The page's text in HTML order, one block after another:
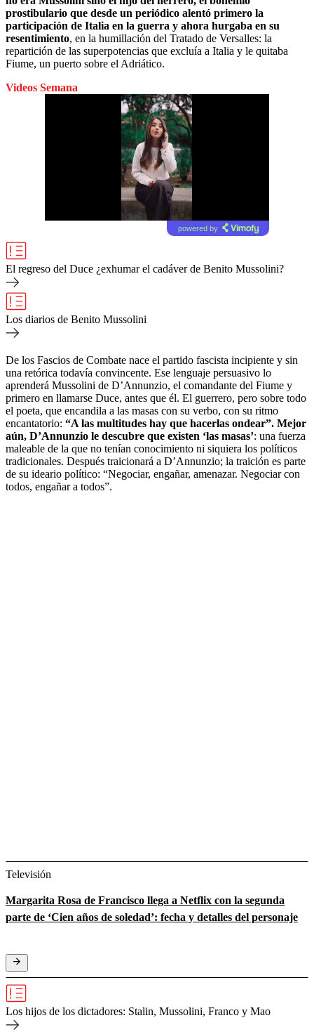
prostibulario que desde un periódico alentó primero la
participación de Italia en la guerra y ahora hurgaba en su
resentimiento, en la humillación del Tratado de Versalles: la
repartición de las superpotencias que excluía a Italia y le quitaba
Fiume, un puerto sobre el Adriático.
Videos Semana
powered by
El regreso del Duce ¿exhumar el cadáver de Benito Mussolini?
Los diarios de Benito Mussolini
De los Fascios de Combate nace el partido fascista incipiente y sin
una retórica todavía convincente. Ese lenguaje persuasivo lo
aprenderá Mussolini de D’Annunzio, el comandante del Fiume y
primero en llamarse Duce, antes que él. El guerrero, pero sobre todo
el poeta, que encandila a las masas con su verbo, con su ritmo
encantatorio: “A las multitudes hay que hacerlas ondear”. Mejor
aún, D’Annunzio le descubre que existen ‘las masas’: una fuerza
maleable de la que no tenían conocimiento ni siquiera los políticos
tradicionales. Después traicionará a D’Annunzio; la traición es parte
de su ideario político: “Negociar, engañar, amenazar. Negociar con
todos, engañar a todos”.
Televisión
Margarita Rosa de Francisco llega a Netflix con la segunda
parte de ‘Cien años de soledad’: fecha y detalles del personaje
Los hijos de los dictadores: Stalin, Mussolini, Franco y Mao